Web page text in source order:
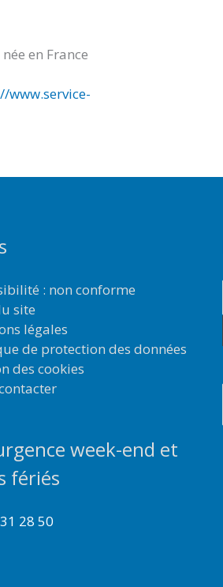
en France
www.service-
: non conforme
site
légales
de protection des données
des cookies
week-end et
fériés
28 50